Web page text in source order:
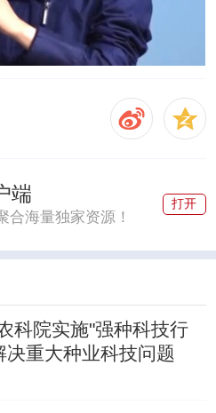
端
合海量独家资源！
打开
科院实施"强种科技行
决重大种业科技问题